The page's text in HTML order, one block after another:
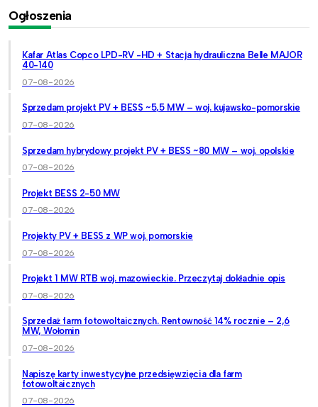
Ogłoszenia
Kafar Atlas Copco LPD-RV -HD + Stacja hydrauliczna Belle MAJOR
40-140
07-08-2026
Sprzedam projekt PV + BESS ~5,5 MW – woj. kujawsko-pomorskie
07-08-2026
Sprzedam hybrydowy projekt PV + BESS ~80 MW – woj. opolskie
07-08-2026
Projekt BESS 2-50 MW
07-08-2026
Projekty PV + BESS z WP woj. pomorskie
07-08-2026
Projekt 1 MW RTB woj. mazowieckie. Przeczytaj dokładnie opis
07-08-2026
Sprzedaż farm fotowoltaicznych. Rentowność 14% rocznie – 2,6
MW, Wołomin
07-08-2026
Napiszę karty inwestycyjne przedsięwzięcia dla farm
fotowoltaicznych
07-08-2026